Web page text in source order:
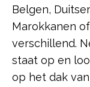
Belgen,
Marokkanen
verschillend.
staat op en
op het dak